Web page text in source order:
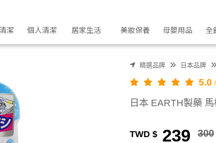
潔 個人清潔 居家生活 美妝保養 母嬰用品 全
精選品牌 日本品牌
5.0 /
日本 EARTH製藥
TWD $ 239 300